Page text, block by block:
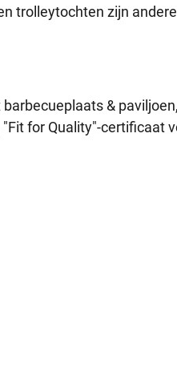
trolleytochten zijn andere
& paviljoen,
for Quality"-certificaat